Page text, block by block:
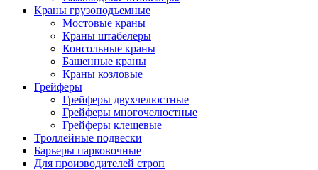
Краны грузоподъемные
Мостовые краны
Краны штабелеры
Консольные краны
Башенные краны
Краны козловые
Грейферы
Грейферы двухчелюстные
Грейферы многочелюстные
Грейферы клещевые
Троллейные подвески
Барьеры парковочные
Для производителей строп